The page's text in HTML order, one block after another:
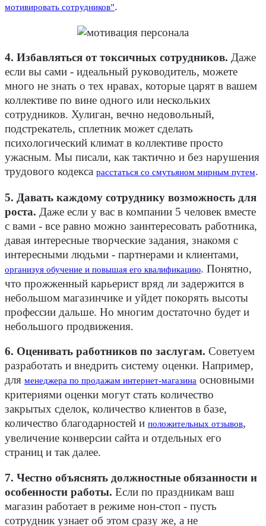
мотивировать сотрудников”.
4. Избавляться от токсичных сотрудников. Даже
если вы сами - идеальный руководитель, можете
много не знать о тех нравах, которые царят в вашем
коллективе по вине одного или нескольких
сотрудников. Хулиган, вечно недовольный,
подстрекатель, сплетник может сделать
психологический климат в коллективе просто
ужасным. Мы писали, как тактично и без нарушения
трудового кодекса расстаться со смутьяном мирным путем.
5. Давать каждому сотруднику возможность для
роста. Даже если у вас в компании 5 человек вместе
с вами - все равно можно заинтересовать работника,
давая интересные творческие задания, знакомя с
интересными людьми - партнерами и клиентами,
организуя обучение и повышая его квалификацию. Понятно,
что прожженный карьерист вряд ли задержится в
небольшом магазинчике и уйдет покорять высоты
профессии дальше. Но многим достаточно будет и
небольшого продвижения.
6. Оценивать работников по заслугам. Советуем
разработать и внедрить систему оценки. Например,
для менеджера по продажам интернет-магазина основными
критериями оценки могут стать количество
закрытых сделок, количество клиентов в базе,
количество благодарностей и положительных отзывов,
увеличение конверсии сайта и отдельных его
страниц и так далее.
7. Честно объяснять должностные обязанности и
особенности работы. Если по праздникам ваш
магазин работает в режиме нон-стоп - пусть
сотрудник узнает об этом сразу же, а не